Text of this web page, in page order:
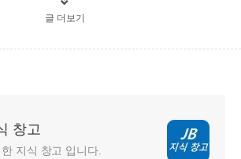
글 더보기
창고
지식 창고 입니다.